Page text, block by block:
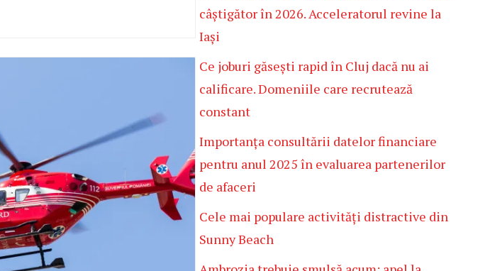
câștigător în 2026. Acceleratorul revine la
Iași
Ce joburi găsești rapid în Cluj dacă nu ai
calificare. Domeniile care recrutează
constant
Importanța consultării datelor financiare
pentru anul 2025 în evaluarea partenerilor
de afaceri
Cele mai populare activități distractive din
Sunny Beach